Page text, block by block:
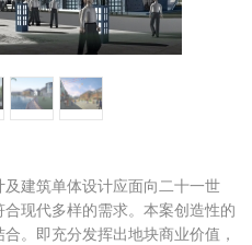
建筑单体设计应面向二十一世
现代多样的需求。本案创造性的
。即充分发挥出地块商业价值，